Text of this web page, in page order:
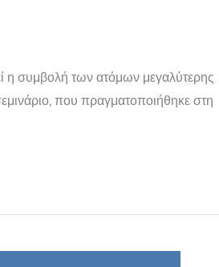
η συμβολή των ατόμων μεγαλύτερης
που πραγματοποιήθηκε στη